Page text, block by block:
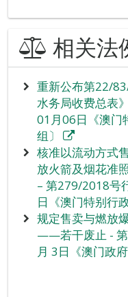
相关法
重新公布第22/
水务局收费总表
01月06日《澳门
组〕
核准以流动方式
放火箭及烟花准
– 第279/2018号
日《澳门特别行
规定售卖与燃放
——若干废止 -
月 3日《澳门政